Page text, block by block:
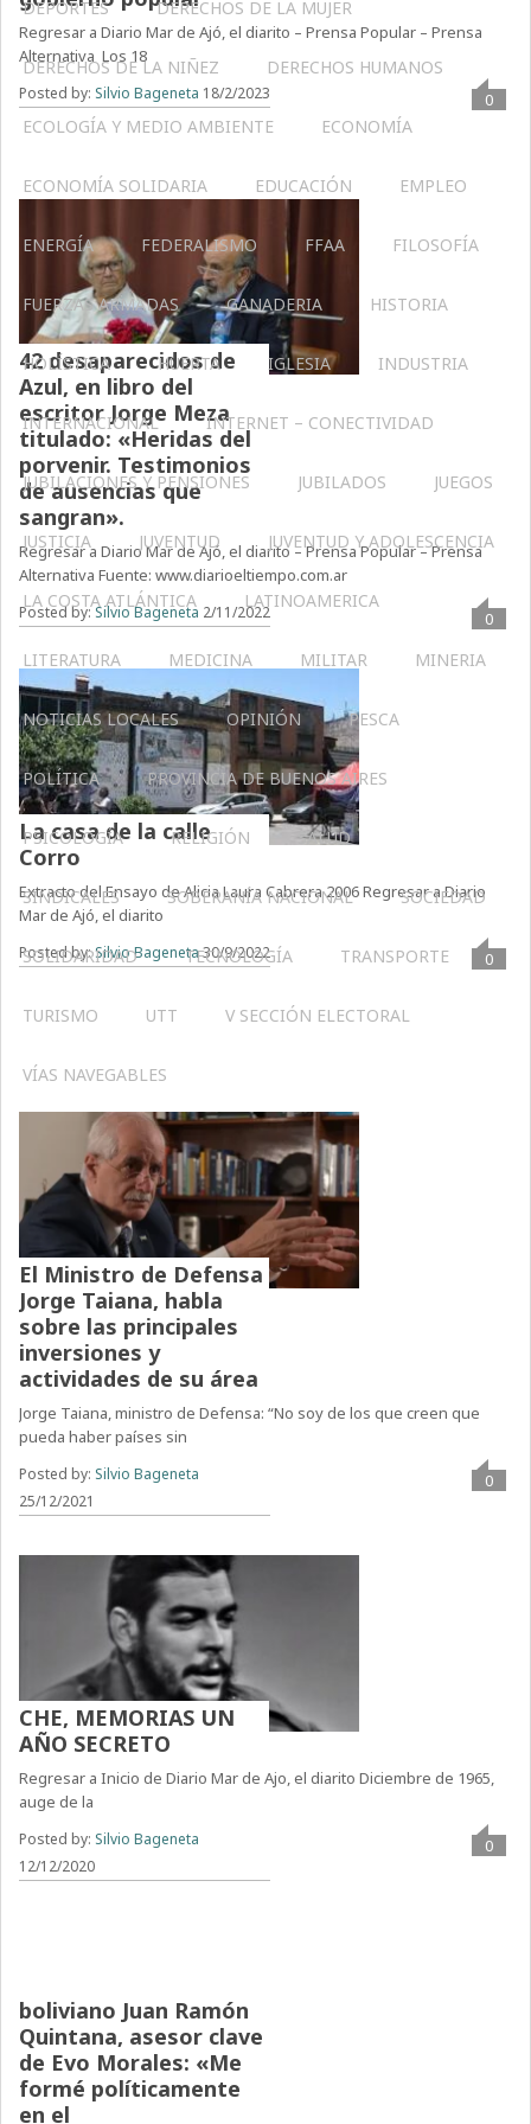
DEPORTES DERECHOS DE LA MUJER
DERECHOS DE LA NIÑEZ DERECHOS HUMANOS
ECOLOGÍA Y MEDIO AMBIENTE ECONOMÍA
ECONOMÍA SOLIDARIA EDUCACIÓN EMPLEO
ENERGÍA FEDERALISMO FFAA FILOSOFÍA
FUERZAS ARMADAS GANADERIA HISTORIA
HOLÍSTICA HUERTA IGLESIA INDUSTRIA
INTERNACIONAL INTERNET – CONECTIVIDAD
JUBILACIONES Y PENSIONES JUBILADOS JUEGOS
JUSTICIA JUVENTUD JUVENTUD Y ADOLESCENCIA
LA COSTA ATLÁNTICA LATINOAMERICA
LITERATURA MEDICINA MILITAR MINERIA
NOTICIAS LOCALES OPINIÓN PESCA
POLÍTICA PROVINCIA DE BUENOS AIRES
PSICOLOGÍA RELIGIÓN SALUD
SINDICALES SOBERANÍA NACIONAL SOCIEDAD
SOLIDARIDAD TECNOLOGÍA TRANSPORTE
TURISMO UTT V SECCIÓN ELECTORAL
VÍAS NAVEGABLES
Regresar a Diario Mar de Ajó, el diarito – Prensa Popular – Prensa
Alternativa Los 18
Posted by: Silvio Bageneta 18/2/2023 0
42 desaparecidos de
Azul, en libro del
escritor Jorge Meza
titulado: «Heridas del
porvenir. Testimonios
de ausencias que
sangran».
Regresar a Diario Mar de Ajó, el diarito – Prensa Popular – Prensa
Alternativa Fuente: www.diarioeltiempo.com.ar
Posted by:Silvio Bageneta 2/11/2022 0
La casa de la calle
Corro
Extracto del Ensayo de Alicia Laura Cabrera 2006 Regresar a Diario
Mar de Ajó, el diarito
Posted by:Silvio Bageneta30/9/2022 0
El Ministro de Defensa
Jorge Taiana, habla
sobre las principales
inversiones y
actividades de su área
Jorge Taiana, ministro de Defensa: “No soy de los que creen que
pueda haber países sin
Posted by: Silvio Bageneta
25/12/2021
0
CHE, MEMORIAS UN
AÑO SECRETO
Regresar a Inicio de Diario Mar de Ajo, el diarito Diciembre de 1965,
auge de la
Posted by: Silvio Bageneta
12/12/2020
0
boliviano Juan Ramón
Quintana, asesor clave
de Evo Morales: «Me
formé políticamente
en el